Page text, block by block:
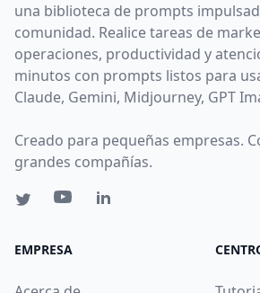
una biblioteca de prompts
comunidad. Realice tareas de
operaciones, productividad y
minutos con prompts listos para
Claude, Gemini, Midjourney, GPT
Creado para pequeñas empresas.
grandes compañías.
EMPRESA